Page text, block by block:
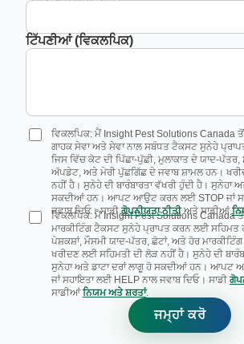
ਟਿੱਪਣੀਆਂ (ਵਿਕਲਪਿਕ)
ਵਿਕਲਪਿਕ: ਮੈਂ Insight Pest Solutions Canada
ਗਾਹਕ ਸੇਵਾ ਅਤੇ ਸੇਵਾ ਨਾਲ ਸਬੰਧਤ ਟੈਕਸਟ ਸੁਨੇਹੇ
ਜਿਸ ਵਿੱਚ ਕੋਟ ਦੀ ਪਿੱਛਾ-ਪੁੱਛੀ, ਮੁਲਾਕਾਤ ਦੇ ਯਾਦ-ਪੱਤਰ,
ਅੱਪਡੇਟ, ਅਤੇ ਮੇਰੀ ਪੁੱਛਗਿੱਛ ਦੇ ਜਵਾਬ ਸ਼ਾਮਲ ਹਨ।
ਨਹੀਂ ਹੈ। ਸੁਨੇਹੇ ਦੀ ਬਾਰੰਬਾਰਤਾ ਵੱਖਰੀ ਹੁੰਦੀ ਹੈ। ਸੁਨੇਹਾ
ਸਕਦੀਆਂ ਹਨ। ਆਪਟ ਆਉਟ ਕਰਨ ਲਈ STOP ਜਾਂ
ਜਵਾਬ ਦਿਓ। ਸਾਡੀ ਗੋਪਨੀਯਤਾ ਨੀਤੀ ਅਤੇ ਸਾਡੀਆਂ
ਵਿਕਲਪਿਕ: ਮੈਂ Insight Pest Solutions Canada
ਮਾਰਕੀਟਿੰਗ ਟੈਕਸਟ ਸੁਨੇਹੇ ਪ੍ਰਾਪਤ ਕਰਨ ਲਈ ਸਹਿਮਤ
ਪੇਸ਼ਕਸ਼ਾਂ, ਮੌਸਮੀ ਯਾਦ-ਪੱਤਰ, ਛੋਟਾਂ, ਅਤੇ ਹੋਰ
ਖਰੀਦਣ ਲਈ ਸਹਿਮਤੀ ਦੀ ਲੋੜ ਨਹੀਂ ਹੈ। ਸੁਨੇਹੇ ਦੀ
ਸੁਨੇਹਾ ਅਤੇ ਡਾਟਾ ਦਰਾਂ ਲਾਗੂ ਹੋ ਸਕਦੀਆਂ ਹਨ। ਆਪਟ
ਜਾਂ ਸਹਾਇਤਾ ਲਈ HELP ਨਾਲ ਜਵਾਬ ਦਿਓ। ਸਾਡੀ
ਸਾਡੀਆਂ ਨਿਯਮ ਅਤੇ ਸ਼ਰਤਾਂ.
ਜਮ੍ਹਾਂ ਕਰੋ